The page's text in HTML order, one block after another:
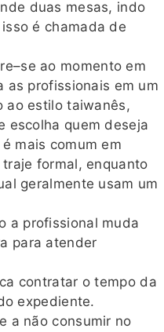
duas mesas, indo
é chamada de
ao momento em
as profissionais em um
ao estilo taiwanês,
escolha quem deseja
mais comum em
formal, enquanto
geralmente usam um
a profissional muda
para atender
contratar o tempo da
expediente.
a não consumir no